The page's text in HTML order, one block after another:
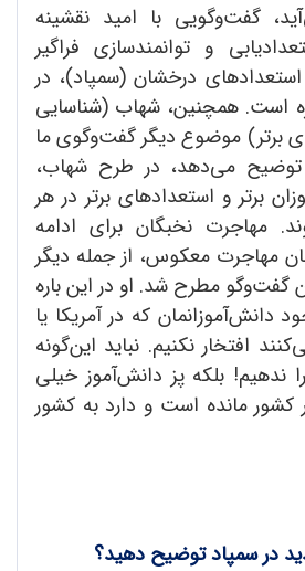
گفت‌وگویی با امید نقشینه
و توانمندسازی فراگیر
درخشان (سمپاد)، در
است. همچنین، شهاب (شناسایی
برتر) موضوع دیگر گفت‌وگوی ما
می‌دهد، در طرح شهاب،
برتر و استعدادهای برتر در هر
مهاجرت نخبگان برای ادامه
مهاجرت معکوس، از جمله دیگر
گفت‌وگو مطرح شد. او در این باره
دانش‌آموزانمان که در آمریکا یا
افتخار نکنیم. نباید این‌گونه
ندهیم! بلکه پز دانش‌آموز خیلی
کشور مانده است و دارد به کشور
در سمپاد توضیح دهید؟